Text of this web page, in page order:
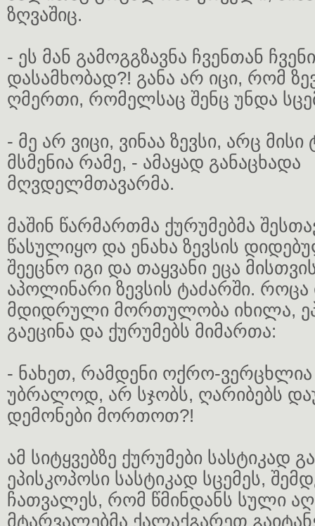
ზღვაშიც.
- ეს მან გამოგგზავნა ჩვენთან
დასამხობად?! განა არ იცი, რომ
ღმერთი, რომელსაც შენც უნდა
- მე არ ვიცი, ვინაა ზევსი, არც მისი
მსმენია რამე, - ამაყად განაცხადა
მღვდელმთავარმა.
მაშინ წარმართმა ქურუმებმა
წასულიყო და ენახა ზევსის
შეეცნო იგი და თაყვანი ეცა
აპოლინარი ზევსის ტაძარში. როცა
მდიდრული მორთულობა იხილა,
გაეცინა და ქურუმებს მიმართა:
- ნახეთ, რამდენი ოქრო-
უბრალოდ, არ სჯობს, ღარიბებს
დემონები მორთოთ?!
ამ სიტყვებზე ქურუმები სასტიკად
ეპისკოპოსი სასტიკად სცემეს,
ჩათვალეს, რომ წმინდანს სული
მტარვალებმა ქალაქგარეთ